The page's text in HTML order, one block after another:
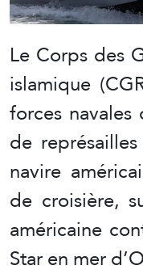
Le Corps des
islamique
forces
de
navire
de croisière,
américaine
Star en mer